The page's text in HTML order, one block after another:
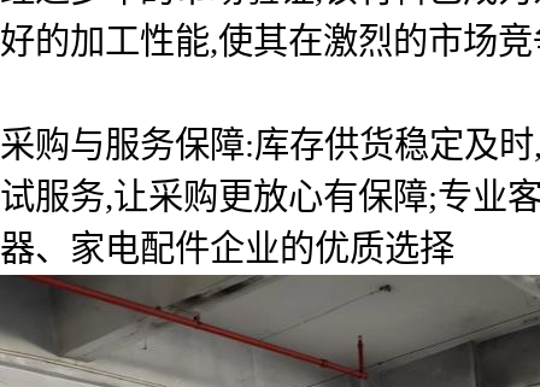
好的加工性能,使其在激烈的市场
采购与服务保障:库存供货稳定及
试服务,让采购更放心有保障;专业
器、家电配件企业的优质选择